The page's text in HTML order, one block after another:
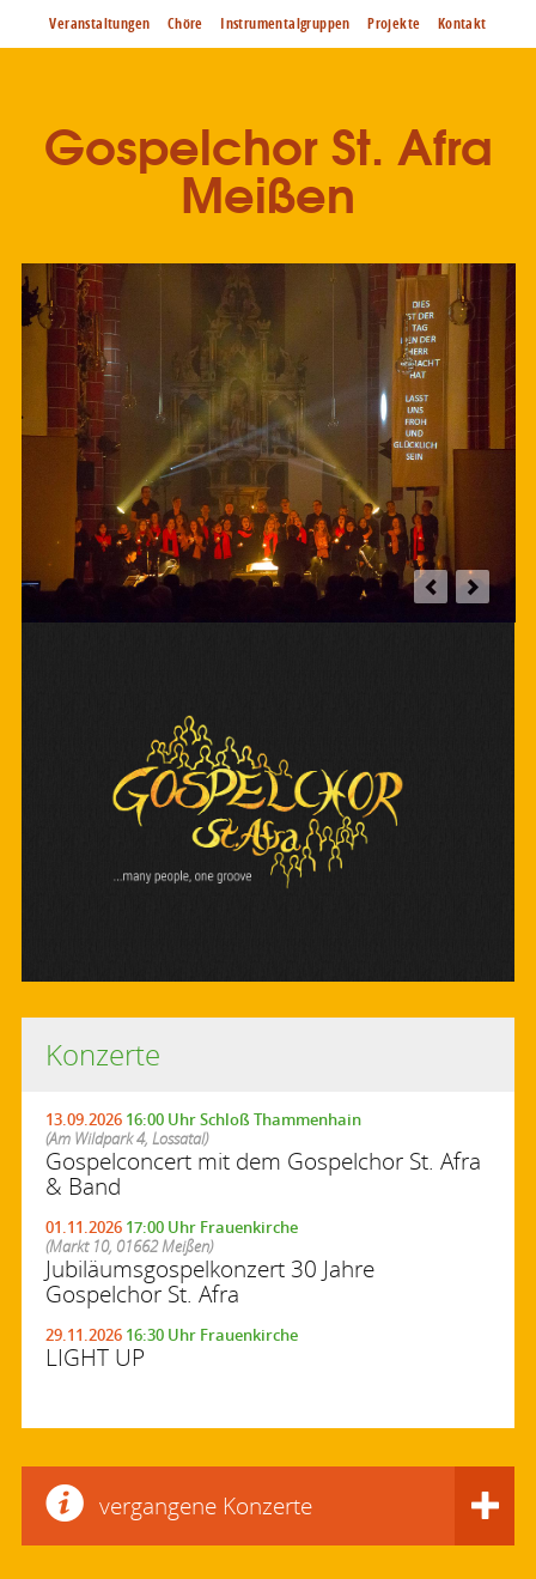
Veranstaltungen Chöre Instrumentalgruppen Projekte Kontakt
Gospelchor St. Afra
Meißen
Konzerte
13.09.2026 16:00 Uhr Schloß Thammenhain
(Am Wildpark 4, Lossatal)
Gospelconcert mit dem Gospelchor St. Afra
& Band
01.11.2026 17:00 Uhr Frauenkirche
(Markt 10, 01662 Meißen)
Jubiläumsgospelkonzert 30 Jahre
Gospelchor St. Afra
29.11.2026 16:30 Uhr Frauenkirche
LIGHT UP
vergangene Konzerte